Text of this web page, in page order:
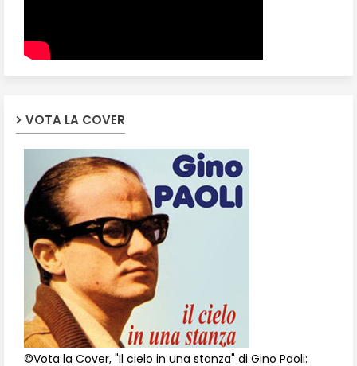
VOTA LA COVER
©Vota la Cover, "Il cielo in una stanza" di Gino Paoli: